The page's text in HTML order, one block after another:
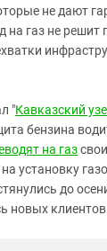
не дают
на газ не
"Кавказский
бензина
на газ
установку
до
новых